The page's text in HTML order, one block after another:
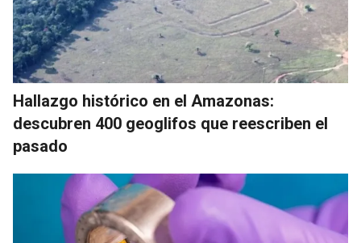
Hallazgo histórico en el Amazonas:
descubren 400 geoglifos que reescriben el
pasado